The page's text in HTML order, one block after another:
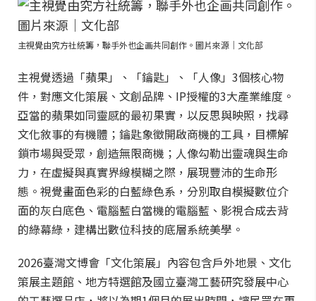
主視覺由究方社統籌，聯手外也企画共同創作。圖片來源｜文化部
主視覺透過「蘋果」、「鑰匙」、「人像」3個核心物
件，對應文化策展、文創品牌、IP授權的3大產業維度。
亞當的蘋果如同靈感的最初果實，以反思與映照，找尋
文化敘事的有機體；鑰匙象徵開啟商機的工具，目標解
鎖市場與受眾，創造無限商機；人像勾勒出靈魂與生命
力，在虛擬與真實界線模糊之際，展現豐沛的生命形
態。視覺畫面色彩的白藍綠色系，分別取自模擬數位介
面的灰白底色、電腦藍白當機的電腦藍、影視合成去背
的綠幕綠，建構出數位科技的底層系統美學。
2026臺灣文博會「文化策展」內容包含戶外地景、文化
策展主題館、地方特選館及國立臺灣工藝研究發展中心